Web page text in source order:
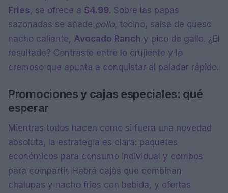
Fries, se ofrece a $4.99. Sobre las papas
sazonadas se añade pollo, tocino, salsa de queso
nacho caliente, Avocado Ranch y pico de gallo. ¿El
resultado? Contraste entre lo crujiente y lo
cremoso que apunta a conquistar al paladar rápido.
Promociones y cajas especiales: qué
esperar
Mientras todos hacen como si fuera una novedad
absoluta, la estrategia es clara: paquetes
económicos para consumo individual y combos
para compartir. Habrá cajas que combinan
chalupas y nacho fries con bebida, y ofertas